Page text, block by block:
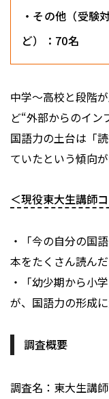
・その他（受験
ど）：70名
中学〜高校と段階
ど“外部からのイン
国語力の土台は「
ていたという傾向
＜現役東大生講師
・「今の自分の国
本をたくさん読ん
・「幼少期から小
が、国語力の形成
調査概要
調査名：東大生講